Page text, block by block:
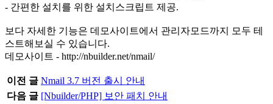
- 간편한 설치를 위한 설치스크립트 제공.
보다 자세한 기능은 데모사이트에서 관리자모드까지 모두 테
스트해보실 수 있습니다.
데모사이트 - http://nbuilder.net/nmail/
이전 글 Nmail 3.7 버전 출시 안내
다음 글 [Nbuilder/PHP] 보안 패치 안내